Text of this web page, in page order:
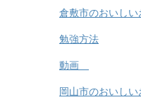
倉敷市のおいしい
勉強方法
動画
岡山市のおいしい